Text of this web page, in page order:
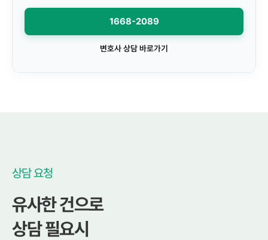
1668-2089
변호사 상담 바로가기
상담 요청
유사한 건으로
상담 필요시